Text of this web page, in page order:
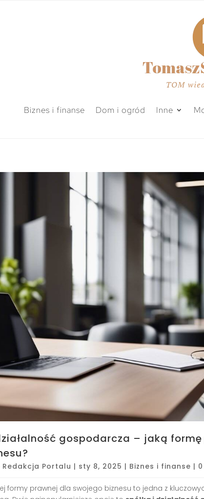
Biznes i finanse Dom i ogród Inne
gospodarcza – jaką
Redakcja Portalu | sty 8, 2025 | Biznes i finanse |
formy prawnej dla swojego biznesu to jedna z